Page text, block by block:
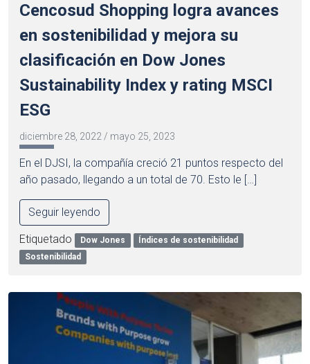
Cencosud Shopping logra avances
en sostenibilidad y mejora su
clasificación en Dow Jones
Sustainability Index y rating MSCI
ESG
diciembre 28, 2022/ mayo 25, 2023
En el DJSI, la compañía creció 21 puntos respecto del
año pasado, llegando a un total de 70. Esto le […]
Seguir leyendo
Etiquetado Dow Jones
Índices de sostenibilidad
Sostenibilidad